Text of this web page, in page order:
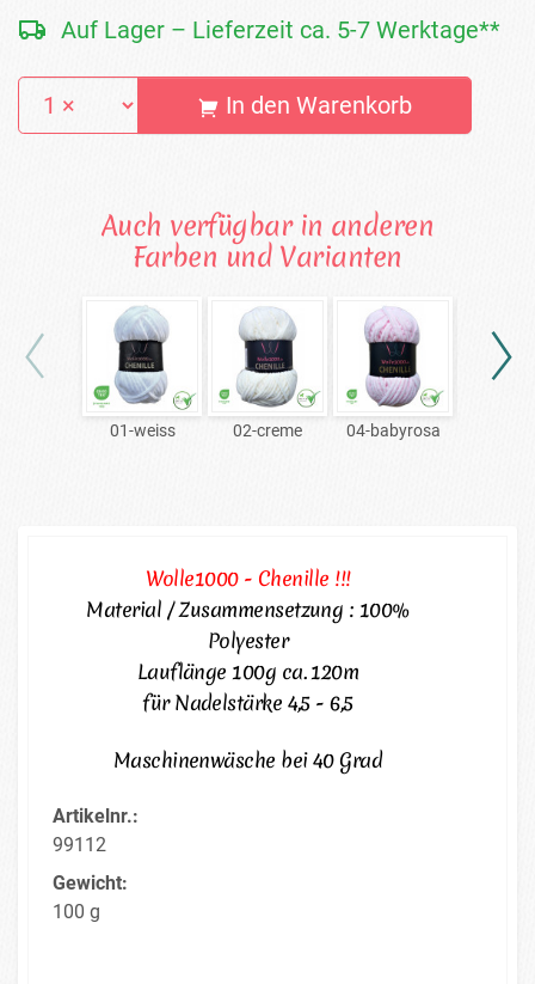
Auf Lager – Lieferzeit ca. 5-7 Werktage**
In den Warenkorb
Auch verfügbar in anderen
Farben und Varianten
01-weiss 02-creme 04-babyrosa
Wolle1000 - Chenille !!!
Material / Zusammensetzung : 100%
Polyester
Lauflänge 100g ca. 120m
für Nadelstärke 4,5 - 6,5
Maschinenwäsche bei 40 Grad
Artikelnr.:
99112
Gewicht:
100 g